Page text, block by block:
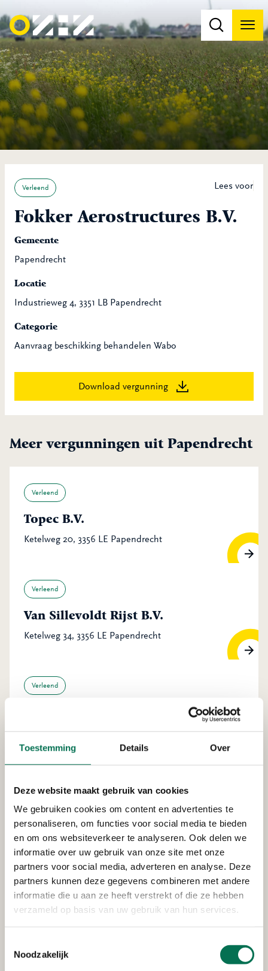
Toestemming Details Over
Deze website maakt gebruik van cookies
We gebruiken cookies om content en advertenties te
personaliseren, om functies voor social media te bieden
en om ons websiteverkeer te analyseren. Ook delen we
informatie over uw gebruik van onze site met onze
partners voor social media, adverteren en analyse. Deze
partners kunnen deze gegevens combineren met andere
informatie die u aan ze heeft verstrekt of die ze hebben
verzameld op basis van uw gebruik van hun services.
Noodzakelijk
Lees voor
Verleend
Fokker Aerostructures B.V.
Gemeente
Papendrecht
Locatie
Industrieweg 4, 3351 LB Papendrecht
Categorie
Aanvraag beschikking behandelen Wabo
Download vergunning
Meer vergunningen uit Papendrecht
Verleend
Topec B.V.
Ketelweg 20, 3356 LE Papendrecht
Verleend
Van Sillevoldt Rijst B.V.
Ketelweg 34, 3356 LE Papendrecht
Verleend
Ketelweg 34, 3356 LE Papendrecht
Pon Power B.V.
Noordweg 8, 3336 LH Zwijndrecht
Verleend
24/7 Fitness B.V.
Markt 167, 3351 PA Papendrecht